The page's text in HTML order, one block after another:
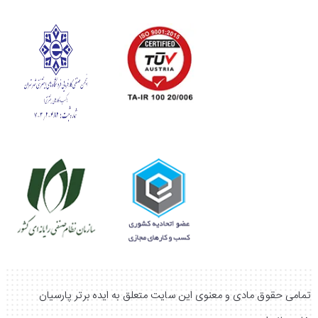
تا مدت زمانی طولانی نگران هزینه های جانبی و اضافی برای تعویض
آن نخواهید بود! انعطاف بالا در نصب یکی دیگر از ویژگی های کلیدی
ویدئو پروژکتور لیزری پاناسونیک PT-MZ780 است! این مدل توانایی
دارد و از ویژگی
بهره می برد. به این ترتیب به شکلی سریع و راحت می توانید آن را
در محل دلخواهتان نصب کنید. همچنین ویدئو پروژکتور خانگی ارزان
پاناسونیک به سه پورت HDMI، ورودی و خروجی VGA و دو پورت
RJ-45 برای شبکه و دیجیتال لینک مجهز است و از اتصال به انواع
دستگاه ها پشتیبانی می کند.
برای دریافت قیمت ویدئو پروژکتور Panasonic PT-MZ780 و خرید
تمامی حقوق مادی و معنوی این سایت متعلق به ایده برتر پارسیان